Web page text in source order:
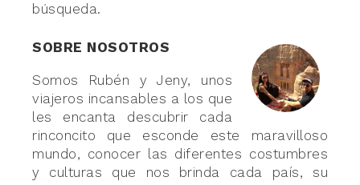
búsqueda.
SOBRE NOSOTROS
Somos Rubén y Jeny, unos
viajeros incansables a los que
les encanta descubrir cada
rinconcito que esconde este maravilloso
mundo, conocer las diferentes costumbres
y culturas que nos brinda cada país, su